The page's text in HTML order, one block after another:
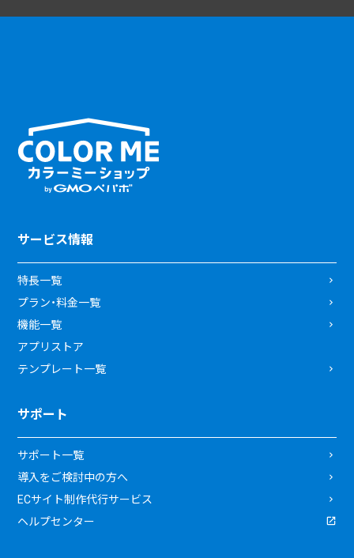
サービス情報
特長一覧
プラン・料金一覧
機能一覧
アプリストア
テンプレート一覧
サポート
サポート一覧
導入をご検討中の方へ
ECサイト制作代行サービス
ヘルプセンター